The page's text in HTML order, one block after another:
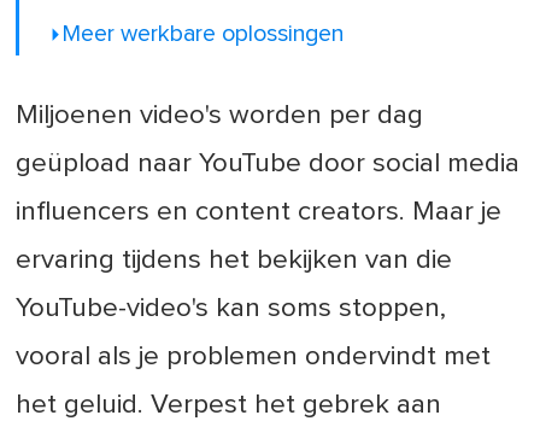
Meer werkbare oplossingen
Miljoenen video's worden per dag
geüpload naar YouTube door social media
influencers en content creators. Maar je
ervaring tijdens het bekijken van die
YouTube-video's kan soms stoppen,
vooral als je problemen ondervindt met
het geluid. Verpest het gebrek aan